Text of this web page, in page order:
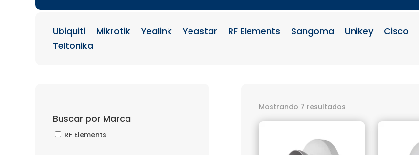
Ubiquiti Mikrotik Yealink Yeastar RF Elements Sangoma Unikey Cisco
Teltonika
Buscar por Marca
RF Elements
Mostrando 7 resultados